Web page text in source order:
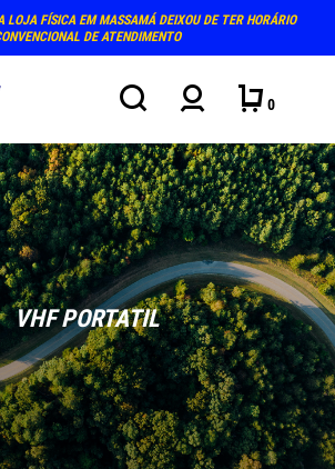
LOJA FÍSICA EM MASSAMÁ DEIXOU DE TER HORÁRIO
DE ATENDIMENTO
0
VHF PORTATIL